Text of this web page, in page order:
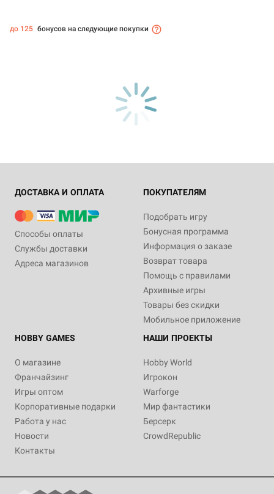
до 125 бонусов на следующие покупки
ДОСТАВКА И ОПЛАТА
Способы оплаты
Службы доставки
Адреса магазинов
ПОКУПАТЕЛЯМ
Подобрать игру
Бонусная программа
Информация о заказе
Возврат товара
Помощь с правилами
Архивные игры
Товары без скидки
Мобильное приложение
HOBBY GAMES
О магазине
Франчайзинг
Игры оптом
Корпоративные подарки
Работа у нас
Новости
Контакты
НАШИ ПРОЕКТЫ
Hobby World
Игрокон
Warforge
Мир фантастики
Берсерк
CrowdRepublic